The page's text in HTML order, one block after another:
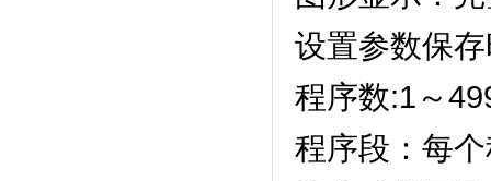
设置参数保存
程序数:1～499
程序段：每个